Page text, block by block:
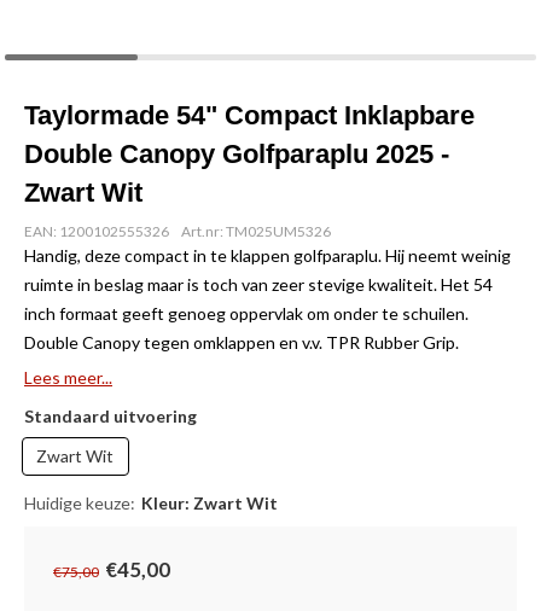
Taylormade 54" Compact Inklapbare
Double Canopy Golfparaplu 2025 -
Zwart Wit
EAN: 1200102555326 Art.nr: TM025UM5326
Handig, deze compact in te klappen golfparaplu. Hij neemt weinig
ruimte in beslag maar is toch van zeer stevige kwaliteit. Het 54
inch formaat geeft genoeg oppervlak om onder te schuilen.
Double Canopy tegen omklappen en v.v. TPR Rubber Grip.
Lees meer...
Standaard uitvoering
Zwart Wit
Huidige keuze: Kleur: Zwart Wit
€75,00 €45,00